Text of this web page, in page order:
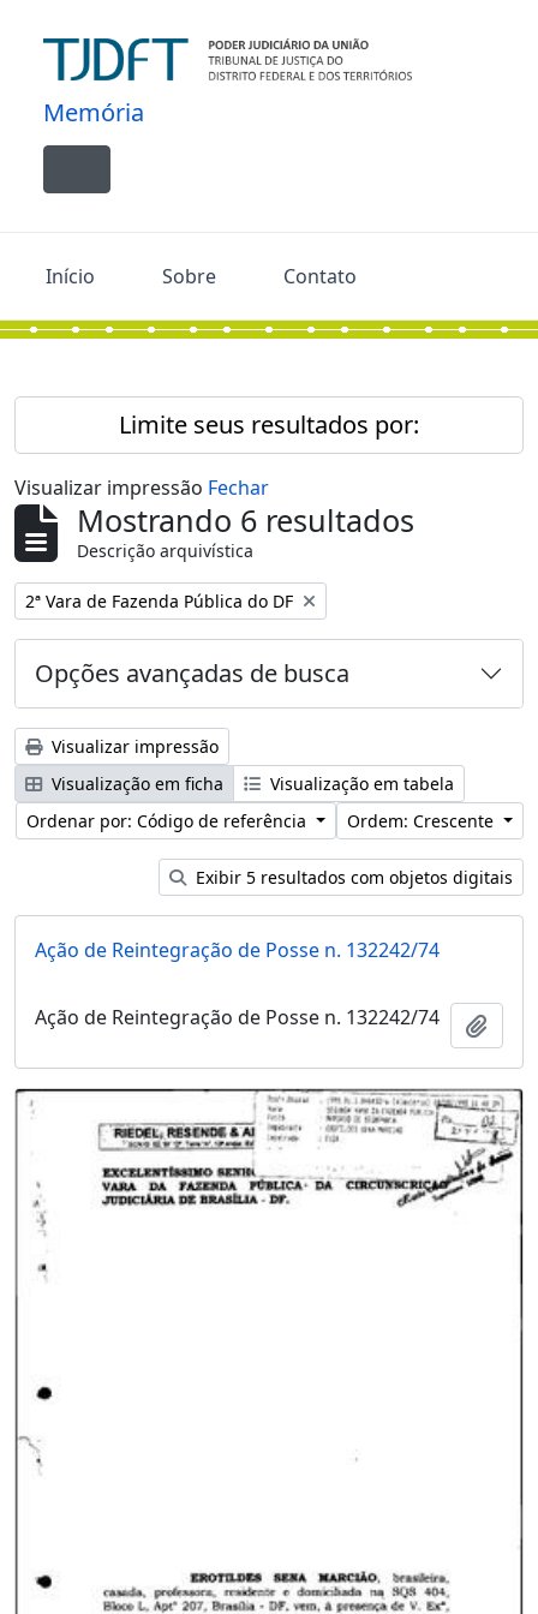
Memória
Toggle navigation
Início Sobre Contato
Limite seus resultados por:
Visualizar impressão Fechar
Mostrando 6 resultados
Descrição arquivística
Remover filtro:
2ª Vara de Fazenda Pública do DF
Opções avançadas de busca
Visualizar impressão
Visualização em ficha
Visualização em tabela
Ordenar por: Código de referência
Ordem: Crescente
Exibir 5 resultados com objetos digitais
Ação de Reintegração de Posse n. 132242/74
Ação de Reintegração de Posse n. 132242/74